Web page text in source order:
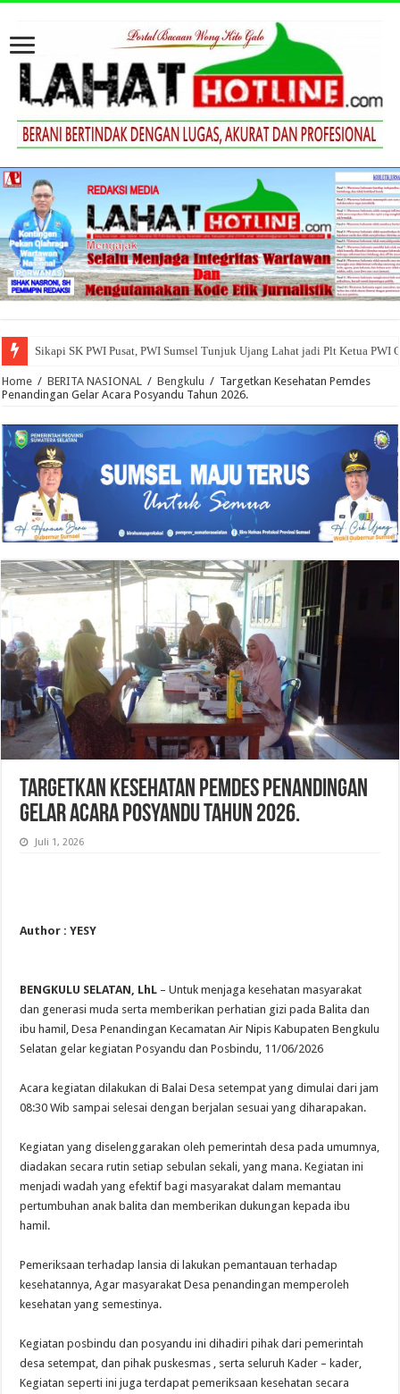
Sikapi SK PWI Pusat, PWI Sumsel Tunjuk Ujang Lahat jadi Plt Ketua PWI
Pemkab Empatlawang Gelar Upacara HUT ke-80 Bhayangkara Tahun 2026
Home / BERITA NASIONAL / Bengkulu / Targetkan Kesehatan Pemdes
Penandingan Gelar Acara Posyandu Tahun 2026.
Targetkan Kesehatan Pemdes Penandingan
Gelar Acara Posyandu Tahun 2026.
Juli 1, 2026
Author : YESY
BENGKULU SELATAN, LhL – Untuk menjaga kesehatan masyarakat
dan generasi muda serta memberikan perhatian gizi pada Balita dan
ibu hamil, Desa Penandingan Kecamatan Air Nipis Kabupaten Bengkulu
Selatan gelar kegiatan Posyandu dan Posbindu, 11/06/2026
Acara kegiatan dilakukan di Balai Desa setempat yang dimulai dari jam
08:30 Wib sampai selesai dengan berjalan sesuai yang diharapakan.
Kegiatan yang diselenggarakan oleh pemerintah desa pada umumnya,
diadakan secara rutin setiap sebulan sekali, yang mana. Kegiatan ini
menjadi wadah yang efektif bagi masyarakat dalam memantau
pertumbuhan anak balita dan memberikan dukungan kepada ibu
hamil.
Pemeriksaan terhadap lansia di lakukan pemantauan terhadap
kesehatannya, Agar masyarakat Desa penandingan memperoleh
kesehatan yang semestinya.
Kegiatan posbindu dan posyandu ini dihadiri pihak dari pemerintah
desa setempat, dan pihak puskesmas , serta seluruh Kader – kader,
Kegiatan seperti ini juga terdapat pemeriksaan kesehatan secara